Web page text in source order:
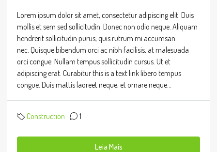
Lorem ipsum dolor sit amet, consectetur adipiscing elit. Duis
mollis et sem sed sollicitudin. Donec non odio neque. Aliquam
hendrerit sollicitudin purus, quis rutrum mi accumsan
nec. Quisque bibendum orci ac nibh facilisis, at malesuada
orci congue. Nullam tempus sollicitudin cursus. Ut et
adipiscing erat. Curabitur this is a text link libero tempus
congue. Duis mattis laoreet neque, et ornare neque...
Construction 1
Leia Mais